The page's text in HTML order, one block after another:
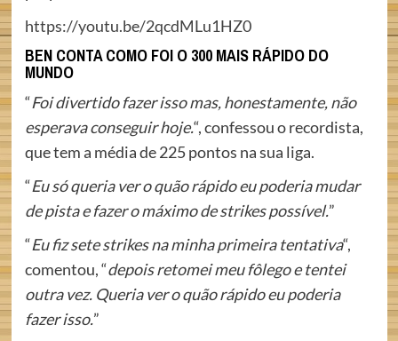
https://youtu.be/2qcdMLu1HZ0
BEN CONTA COMO FOI O 300 MAIS RÁPIDO DO
MUNDO
“Foi divertido fazer isso mas, honestamente, não
esperava conseguir hoje.“, confessou o recordista,
que tem a média de 225 pontos na sua liga.
“Eu só queria ver o quão rápido eu poderia mudar
de pista e fazer o máximo de strikes possível.”
“Eu fiz sete strikes na minha primeira tentativa“,
comentou, “depoisretomei meu fôlego e tentei
outra vez. Queria ver o quão rápido eu poderia
fazer isso.”